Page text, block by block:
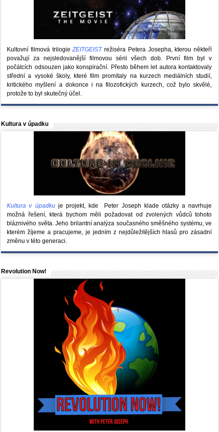
Kultovní filmová trilogieZEITGEISTrežiséra Petera Josepha, kterou někteří
považují za nejsledovanější filmovou sérii všech dob. První film byl v
počátcích odsouzen jako konspirační. Přesto během let autora kontaktovaly
střední a vysoké školy, které film promítaly na kurzech mediálních studií,
kritického myšlení a dokonce i na filozofických kurzech, což bylo skvělé,
protože to byl skutečný účel.
Kultura v úpadku
Kultura v úpadkuje projekt, kde Peter Joseph klade otázky a navrhuje
možná řešení, která bychom měli požadovat od zvolených vůdců tohoto
bláznivého světa. Jeho brilantní analýza současného směšného systému, ve
kterém žíjeme a pracujeme, je jedním z nejdůležitějších hlasů pro zásadní
změnu v této generaci.
Revolution Now!